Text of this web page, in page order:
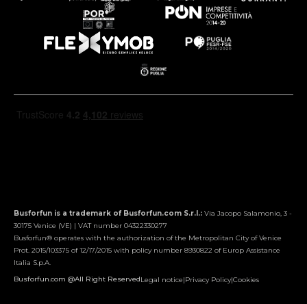
Busforfun is a trademark of Busforfun.com S.r.l.: Via Jacopo Salamonio, 3 -
30175 Venice (VE) | VAT number 04322330277
Busforfun® operates with the authorization of the Metropolitan City of Venice
Prot. 2015/103375 of 12/17/2015 with policy number 8930822 of Europ Assistance
Italia S.p.A.
Busforfun.com @All Right ReservedLegal notice|Privacy Policy|Cookies